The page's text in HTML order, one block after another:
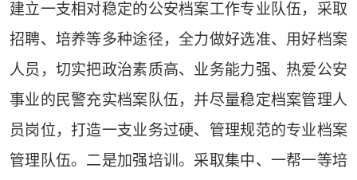
建立一支相对稳定的公安档案工作专业队伍，采取
招聘、培养等多种途径，全力做好选准、用好档案
人员，切实把政治素质高、业务能力强、热爱公安
事业的民警充实档案队伍，并尽量稳定档案管理人
员岗位，打造一支业务过硬、管理规范的专业档案
管理队伍。二是加强培训。采取集中、一帮一等培